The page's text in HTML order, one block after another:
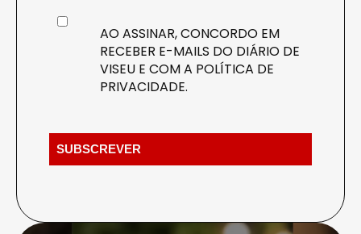
AO ASSINAR, CONCORDO EM
RECEBER E-MAILS DO DIÁRIO DE
VISEU E COM A POLÍTICA DE
PRIVACIDADE.